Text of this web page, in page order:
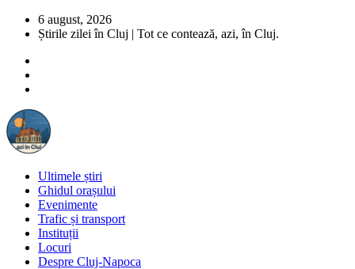
6 august, 2026
Știrile zilei în Cluj | Tot ce contează, azi, în Cluj.
Ultimele știri
Ghidul orașului
Evenimente
Trafic și transport
Instituții
Locuri
Despre Cluj-Napoca